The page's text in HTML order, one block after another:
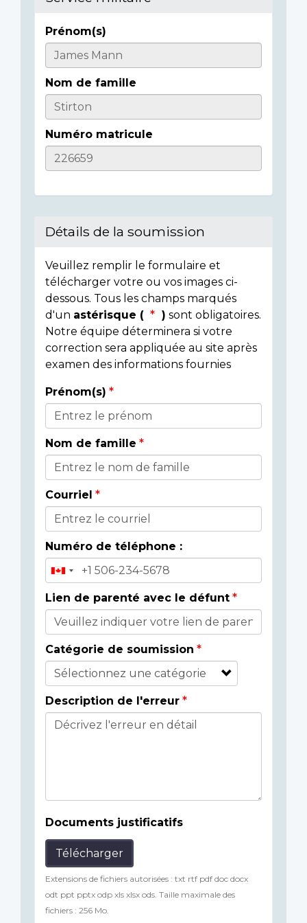
Casualty
Details
Prénom(s)
Nom de famille
Numéro matricule
Détails de la soumission
Veuillez remplir le formulaire et
télécharger votre ou vos images ci-
dessous. Tous les champs marqués
d'un astérisque ( ) sont obligatoires.
Notre équipe déterminera si votre
correction sera appliquée au site après
examen des informations fournies
Donor
Details
Prénom(s)
Nom de famille
Courriel
Numéro de téléphone :
Lien de parenté avec le défunt
Catégorie de soumission
Description de l'erreur
Documents justificatifs
Télécharger
Extensions de fichiers autorisées : txt rtf pdf doc docx
odt ppt pptx odp xls xlsx ods. Taille maximale des
fichiers : 256 Mo.